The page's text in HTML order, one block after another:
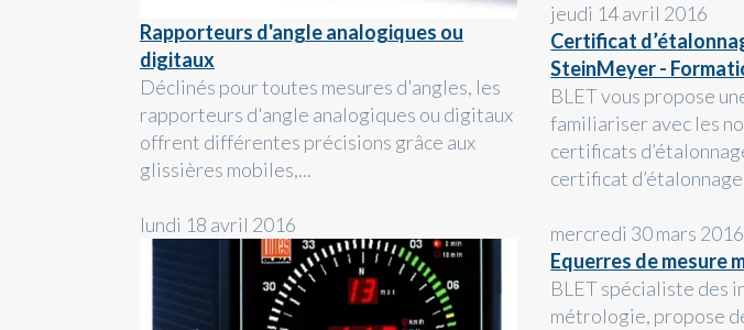
Rapporteurs d'angle analogiques ou
digitaux
Déclinés pour toutes mesures d'angles, les
rapporteurs d'angle analogiques ou digitaux
offrent différentes précisions grâce aux
glissières mobiles,...
lundi 18 avril 2016
jeudi 14 avril 2016
Certificat
SteinMeyer -
BLET vous propose
familiariser avec les
certificats
certificat d’étalonnage
mercredi 30 mars 2016
Equerres de mesure
BLET spécialiste des
métrologie, propose